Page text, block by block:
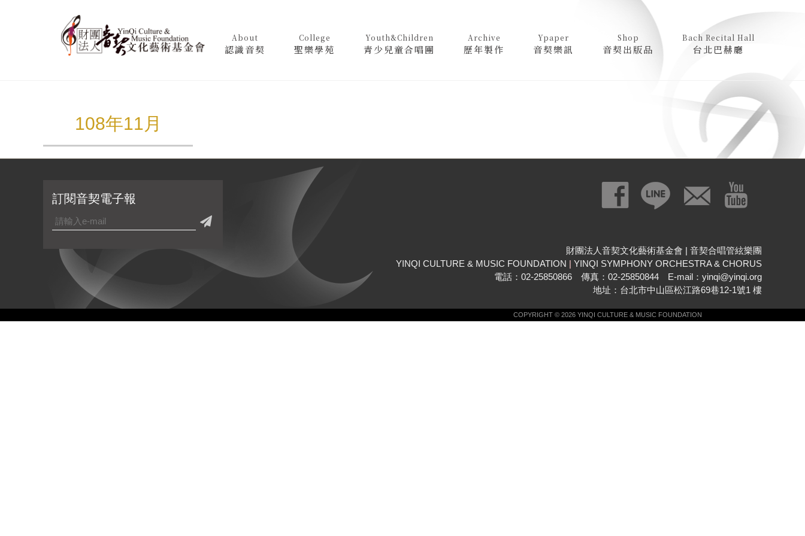
About
認識音契
College
聖樂學苑
Youth&Children
青少兒童合唱團
Archive
歷年製作
Ypaper
音契樂訊
Shop
音契出版品
Bach Recital Hall
台北巴赫廳
108年11月
財團法人音契文化藝術基金會 | 音契合唱管絃樂團
YINQI CULTURE & MUSIC FOUNDATION | YINQI SYMPHONY ORCHESTRA & CHORUS
電話：02-25850866 傳真：02-25850844 E-mail：yinqi@yinqi.org
地址：台北市中山區松江路69巷12-1號1 樓
訂閱音契電子報
COPYRIGHT © 2026 YINQI CULTURE & MUSIC FOUNDATION